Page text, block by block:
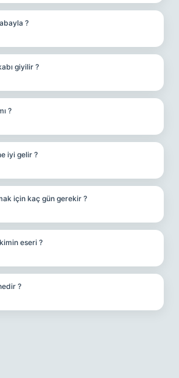
?
giyilir ?
?
iyi gelir ?
için kaç gün gerekir ?
eseri ?
?